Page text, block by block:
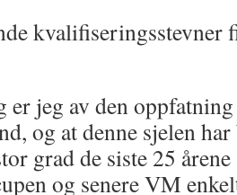
kvalifiseringsstevner
er jeg av den
og at denne sjelen
grad de siste 25
og senere VM